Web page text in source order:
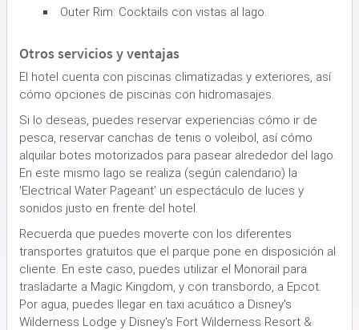
Outer Rim: Cocktails con vistas al lago.
Otros servicios y ventajas
El hotel cuenta con piscinas climatizadas y exteriores, así
cómo opciones de piscinas con hidromasajes.
Si lo deseas, puedes reservar experiencias cómo ir de
pesca, reservar canchas de tenis o voleibol, así cómo
alquilar botes motorizados para pasear alrededor del lago.
En este mismo lago se realiza (según calendario) la
'Electrical Water Pageant' un espectáculo de luces y
sonidos justo en frente del hotel.
Recuerda que puedes moverte con los diferentes
transportes gratuitos que el parque pone en disposición al
cliente. En este caso, puedes utilizar el Monorail para
trasladarte a Magic Kingdom, y con transbordo, a Epcot.
Por agua, puedes llegar en taxi acuático a Disney's
Wilderness Lodge y Disney's Fort Wilderness Resort &